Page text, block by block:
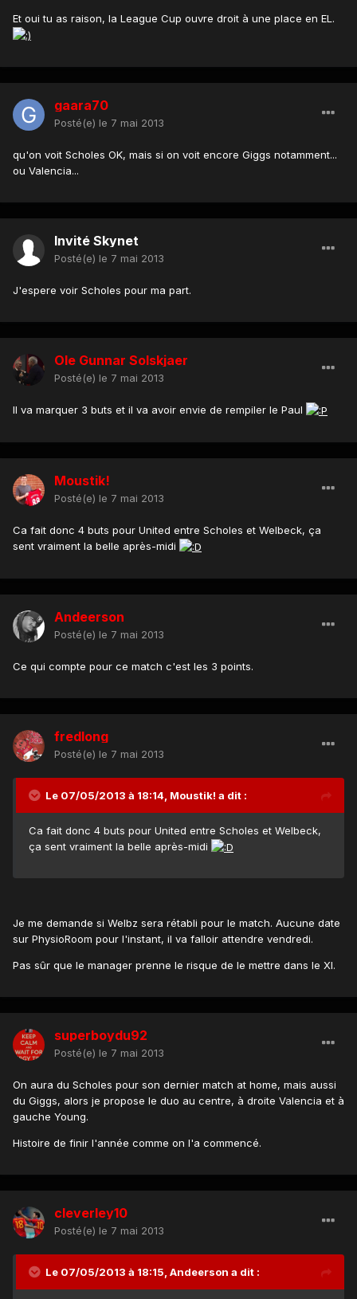
Et oui tu as raison, la League Cup ouvre droit à une place en EL.
gaara70
Posté(e) le 7 mai 2013
qu'on voit Scholes OK, mais si on voit encore Giggs notamment...
ou Valencia...
Invité Skynet
Posté(e) le 7 mai 2013
J'espere voir Scholes pour ma part.
Ole Gunnar Solskjaer
Posté(e) le 7 mai 2013
Il va marquer 3 buts et il va avoir envie de rempiler le Paul
Moustik!
Posté(e) le 7 mai 2013
Ca fait donc 4 buts pour United entre Scholes et Welbeck, ça
sent vraiment la belle après-midi
Andeerson
Posté(e) le 7 mai 2013
Ce qui compte pour ce match c'est les 3 points.
fredlong
Posté(e) le 7 mai 2013
Le 07/05/2013 à 18:14, Moustik! a dit :
Ca fait donc 4 buts pour United entre Scholes et Welbeck,
ça sent vraiment la belle après-midi
Je me demande si Welbz sera rétabli pour le match. Aucune date
sur PhysioRoom pour l'instant, il va falloir attendre vendredi.
Pas sûr que le manager prenne le risque de le mettre dans le XI.
superboydu92
Posté(e) le 7 mai 2013
On aura du Scholes pour son dernier match at home, mais aussi
du Giggs, alors je propose le duo au centre, à droite Valencia et à
gauche Young.
Histoire de finir l'année comme on l'a commencé.
cleverley10
Posté(e) le 7 mai 2013
Le 07/05/2013 à 18:15, Andeerson a dit :